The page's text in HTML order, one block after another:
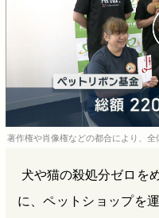
s
著作権や肖像権などの都合により、全
犬や猫の殺処分ゼロを
に、ペットショップを